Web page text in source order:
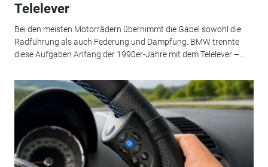
Telelever
Bei den meisten Motorrädern übernimmt die Gabel sowohl die
Radführung als auch Federung und Dämpfung. BMW trennte
diese Aufgaben Anfang der 1990er-Jahre mit dem Telelever –...